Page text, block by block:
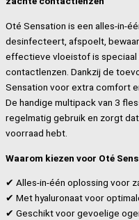
Oté Sensation is een alles-in-
desinfecteert, afspoelt,
effectieve vloeistof is speciaal
contactlenzen. Dankzij de
Sensation voor extra comfort
De handige multipack van 3
regelmatig gebruik en zorgt
voorraad hebt.
Waarom kiezen voor Oté
✔ Alles-in-één oplossing voor
✔ Met hyaluronaat voor
✔ Geschikt voor gevoelige